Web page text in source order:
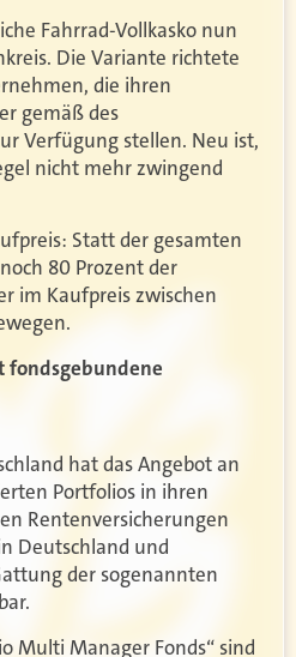
Fahrrad-Vollkasko nun
Die Variante richtete
die ihren
gemäß des
Verfügung stellen. Neu ist,
nicht mehr zwingend
Statt der gesamten
80 Prozent der
im Kaufpreis zwischen
fondsgebundene
hat das Angebot an
Portfolios in ihren
Rentenversicherungen
Deutschland und
der sogenannten
Multi Manager Fonds“ sind